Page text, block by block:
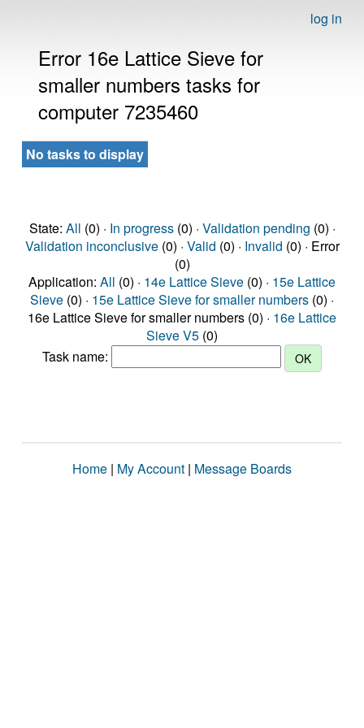
log in
Error 16e Lattice Sieve for
smaller numbers tasks for
computer 7235460
No tasks to display
State: All (0) · In progress(0) · Validation pending (0) ·
Validation inconclusive(0) · Valid (0) · Invalid (0) · Error
(0)
Application: All (0) · 14e Lattice Sieve (0) · 15e Lattice
Sieve (0) · 15e Lattice Sieve for smaller numbers (0) ·
16e Lattice Sieve for smaller numbers (0) · 16e Lattice
Sieve V5 (0)
Task name:
Home | My Account | Message Boards